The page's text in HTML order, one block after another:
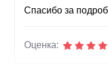
Спасибо за
Оценка: